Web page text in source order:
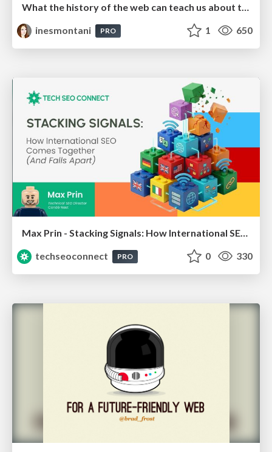
What the history of the web can teach us about the future of AI
inesmontani
PRO 1 650
Max Prin - Stacking Signals: How International SEO Comes Together (And Falls Apart)
techseoconnect
PRO 0 330